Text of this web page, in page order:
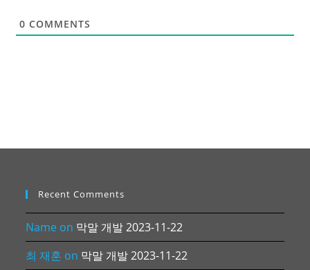
0 COMMENTS
Recent Comments
Name on 막말 개발 2023-11-22
최 재훈 on 막말 개발 2023-11-22